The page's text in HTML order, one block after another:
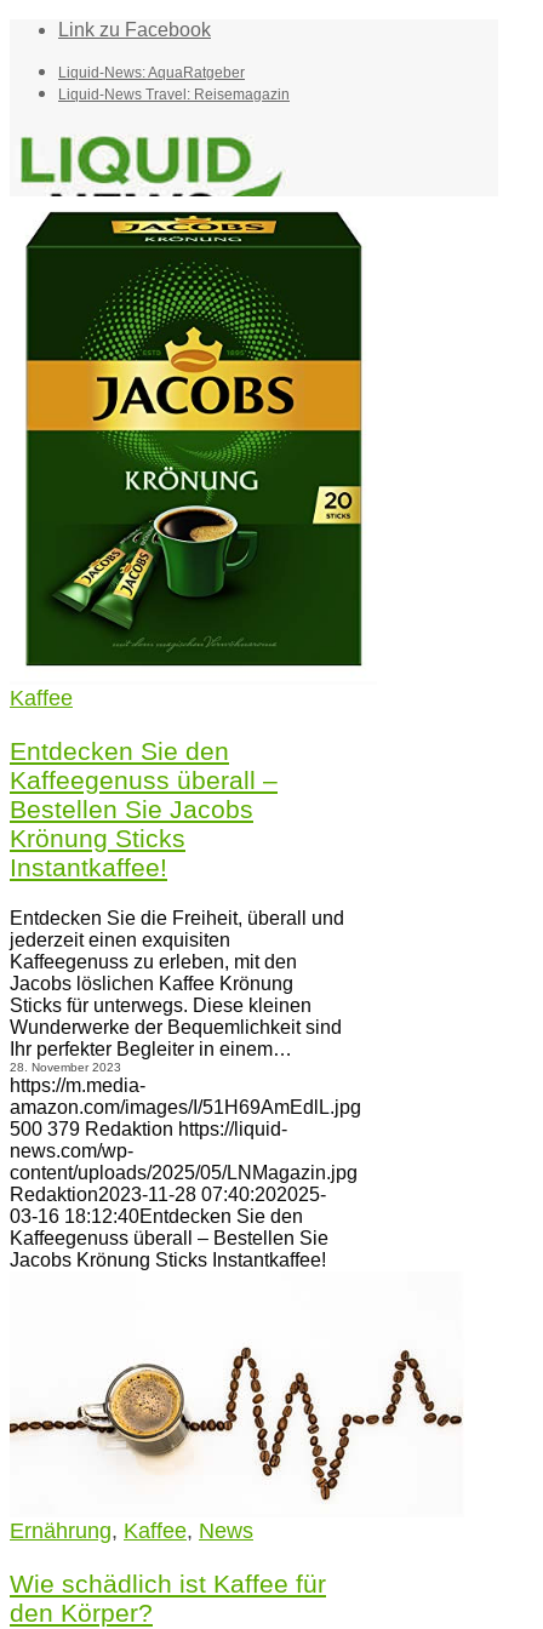
Link zu Facebook
Liquid-News: AquaRatgeber
Liquid-News Travel: Reisemagazin
Home
Suche
Menü
Kaffee
Entdecken Sie den
Kaffeegenuss überall –
Bestellen Sie Jacobs
Krönung Sticks
Instantkaffee!
Entdecken Sie die Freiheit, überall und
jederzeit einen exquisiten
Kaffeegenuss zu erleben, mit den
Jacobs löslichen Kaffee Krönung
Sticks für unterwegs. Diese kleinen
Wunderwerke der Bequemlichkeit sind
Ihr perfekter Begleiter in einem…
28. November 2023
https://m.media-
amazon.com/images/I/51H69AmEdlL.jpg
500 379 Redaktion https://liquid-
news.com/wp-
content/uploads/2025/05/LNMagazin.jpg
Redaktion2023-11-28 07:40:202025-
03-16 18:12:40Entdecken Sie den
Kaffeegenuss überall – Bestellen Sie
Jacobs Krönung Sticks Instantkaffee!
Ernährung, Kaffee, News
Wie schädlich ist Kaffee für
den Körper?